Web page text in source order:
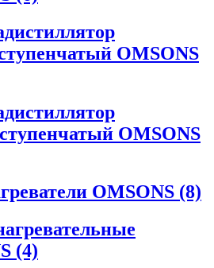
OMSONS
OMSONS
OMSONS (8)
(4)